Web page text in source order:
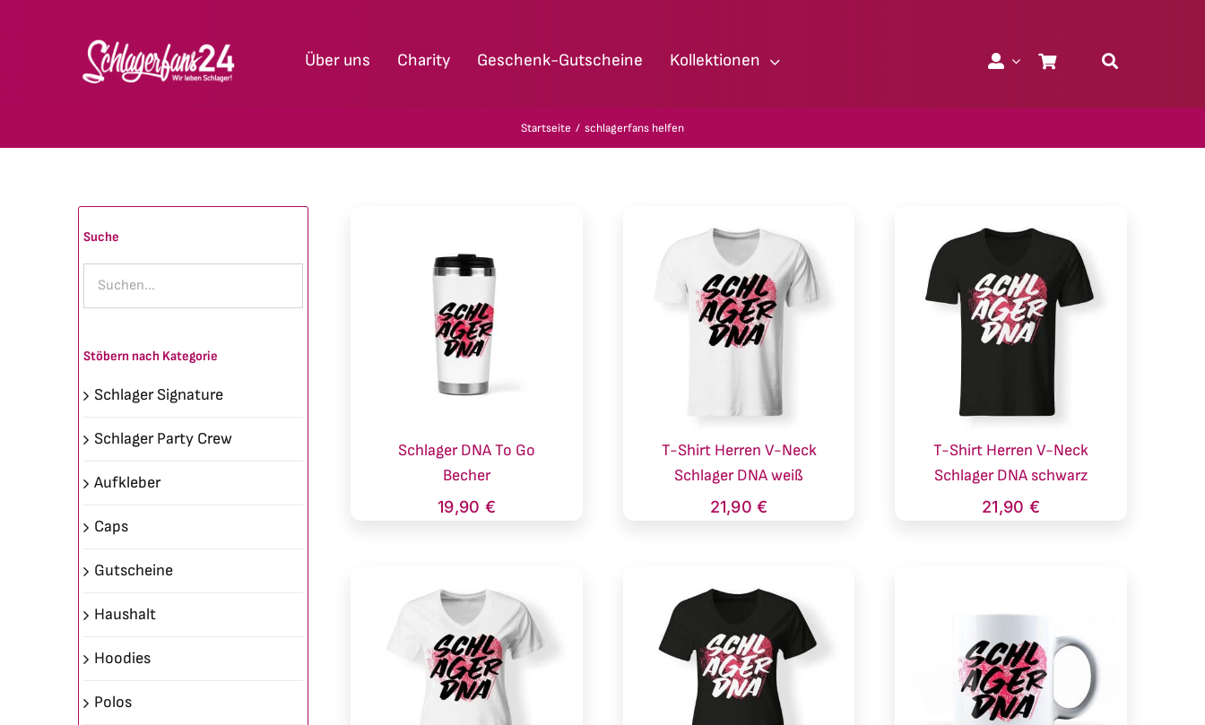
Über uns Charity Geschenk-Gutscheine Kollektionen
Startseite schlagerfans helfen
Suche
Stöbern nach Kategorie
Schlager Signature
Schlager Party Crew
Aufkleber
Caps
Gutscheine
Haushalt
Hoodies
Polos
Schlager DNA To Go
Becher
19,90 €
T-Shirt Herren V-Neck
Schlager DNA weiß
21,90€
T-Shirt Herren V-Neck
Schlager DNA schwarz
21,90 €